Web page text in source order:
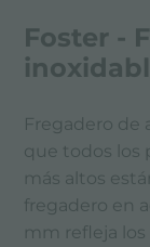
Foster -
Fregadero de
que todos los
más altos
fregadero en
mm refleja